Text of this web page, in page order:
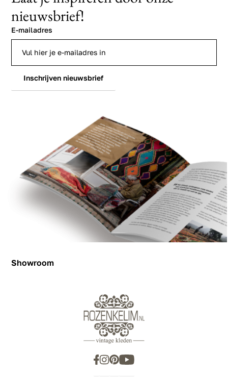
Showroom
nieuwsbrief!
E-mailadres
Inschrijven nieuwsbrief